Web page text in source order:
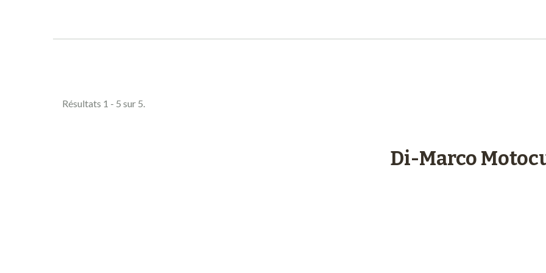
Résultats 1 - 5 sur 5.
Di-Marco